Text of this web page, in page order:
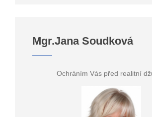
Mgr.Jana Soudková
Ochráním Vás před realitní